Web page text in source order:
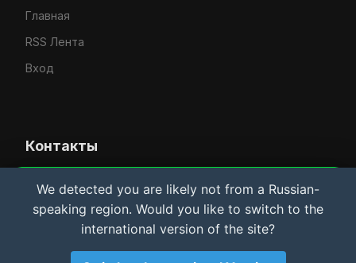
We detected you are likely not from a Russian-
speaking region. Would you like to switch to the
international version of the site?
Главная
RSS Лента
Вход
Контакты
Усачёв Денис Евгеньевич
IT-услуги в Рыбинске
Важная информация и Cookie
Мы используем файлы cookie для аналитики.
Материалы сайта носятисключительно
ответственности за возможный ущерб оборудованию